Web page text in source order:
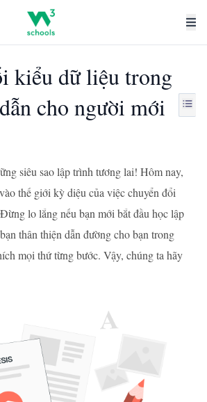
kiểu dữ liệu trong
cho người mới
siêu sao lập trình tương lai! Hôm nay,
thế giới kỳ diệu của việc chuyển đổi
lo lắng nếu bạn mới bắt đầu học lập
thân thiện dẫn đường cho bạn trong
mọi thứ từng bước. Vậy, chúng ta hãy